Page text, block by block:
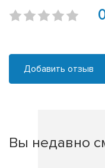
Добавить отзыв
Вы недавно